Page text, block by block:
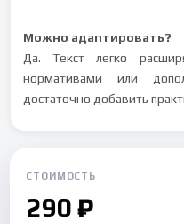
Можно адаптировать?
Да. Текст легко
нормативами или
достаточно добавить
СТОИМОСТЬ
290 ₽